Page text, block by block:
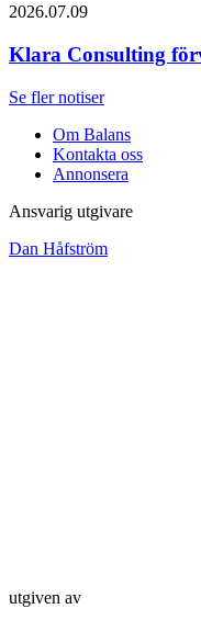
2026.07.09
Klara Consulting
Se fler notiser
Om Balans
Kontakta oss
Annonsera
Ansvarig utgivare
Dan Håfström
utgiven av